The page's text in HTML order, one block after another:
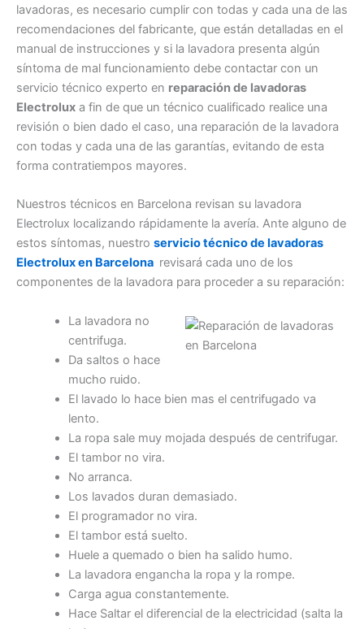
lavadoras, es necesario cumplir con todas y cada una de las
recomendaciones del fabricante, que están detalladas en el
manual de instrucciones y si la lavadora presenta algún
síntoma de mal funcionamiento debe contactar con un
servicio técnico experto en reparación de lavadoras
Electrolux a fin de que un técnico cualificado realice una
revisión o bien dado el caso, una reparación de la lavadora
con todas y cada una de las garantías, evitando de esta
forma contratiempos mayores.
Nuestros técnicos en Barcelona revisan su lavadora
Electrolux localizando rápidamente la avería. Ante alguno de
estos síntomas, nuestro servicio técnico de lavadoras
Electrolux en Barcelona revisará cada uno de los
componentes de la lavadora para proceder a su reparación:
La lavadora no
centrifuga.
Da saltos o hace
mucho ruido.
El lavado lo hace bien mas el centrifugado va
lento.
La ropa sale muy mojada después de centrifugar.
El tambor no vira.
No arranca.
Los lavados duran demasiado.
El programador no vira.
El tambor está suelto.
Huele a quemado o bien ha salido humo.
La lavadora engancha la ropa y la rompe.
Carga agua constantemente.
Hace Saltar el diferencial de la electricidad (salta la